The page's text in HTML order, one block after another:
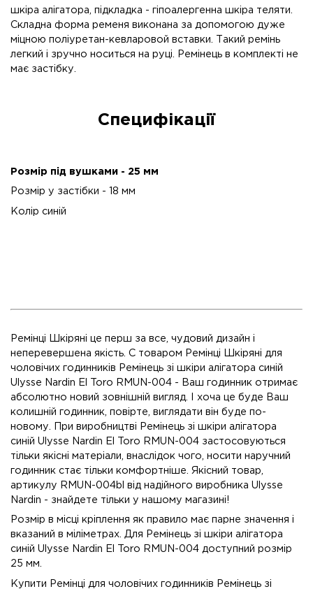
шкіра алігатора, підкладка - гіпоалергенна шкіра теляти.
Складна форма ременя виконана за допомогою дуже
міцною поліуретан-кевларовой вставки. Такий ремінь
легкий і зручно носиться на руці. Ремінець в комплекті не
має застібку.
Специфікації
Розмір під вушками - 25 мм
Розмір у застібки - 18 мм
Колір синій
Ремінці Шкіряні це перш за все, чудовий дизайн і
неперевершена якість. C товаром Ремінці Шкіряні для
чоловічих годинників Ремінець зі шкіри алігатора синій
Ulysse Nardin El Toro RMUN-004 - Ваш годинник отримає
абсолютно новий зовнішній вигляд. І хоча це буде Ваш
колишній годинник, повірте, виглядати він буде по-
новому. При виробництві Ремінець зі шкіри алігатора
синій Ulysse Nardin El Toro RMUN-004 застосовуються
тільки якісні матеріали, внаслідок чого, носити наручний
годинник стає тільки комфортніше. Якісний товар,
артикулу RMUN-004bl від надійного виробника Ulysse
Nardin - знайдете тільки у нашому магазині!
Розмір в місці кріплення як правило має парне значення і
вказаний в міліметрах. Для Ремінець зі шкіри алігатора
синій Ulysse Nardin El Toro RMUN-004 доступний розмір
25 мм.
Купити Ремінці для чоловічих годинників Ремінець зі